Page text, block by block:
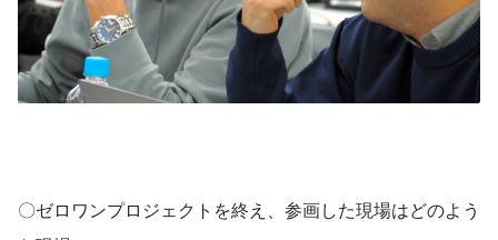
〇ゼロワンプロジェクトを終え、参画した現場はどのよう